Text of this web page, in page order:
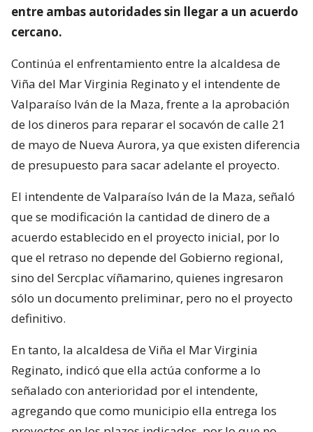
entre ambas autoridades sin llegar a un acuerdo
cercano.
Continúa el enfrentamiento entre la alcaldesa de
Viña del Mar Virginia Reginato y el intendente de
Valparaíso Iván de la Maza, frente a la aprobación
de los dineros para reparar el socavón de calle 21
de mayo de Nueva Aurora, ya que existen diferencia
de presupuesto para sacar adelante el proyecto.
El intendente de Valparaíso Iván de la Maza, señaló
que se modificación la cantidad de dinero de a
acuerdo establecido en el proyecto inicial, por lo
que el retraso no depende del Gobierno regional,
sino del Sercplac víñamarino, quienes ingresaron
sólo un documento preliminar, pero no el proyecto
definitivo.
En tanto, la alcaldesa de Viña el Mar Virginia
Reginato, indicó que ella actúa conforme a lo
señalado con anterioridad por el intendente,
agregando que como municipio ella entrega los